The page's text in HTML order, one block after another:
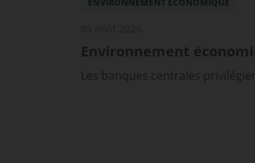
ENVIRONNEMENT ÉCONOMIQUE
Environnement
Les banques centrales